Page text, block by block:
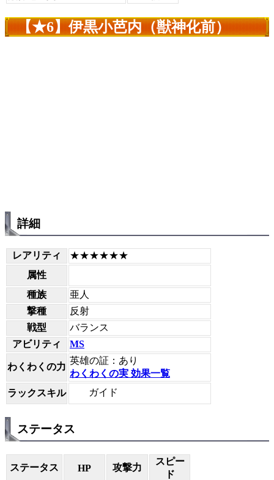
【★6】伊黒小芭内（獣神化前）
詳細
レアリティ
★★★★★★
属性
種族
亜人
撃種
反射
戦型
バランス
アビリティ
MS
わくわくの力
英雄の証：あり
わくわくの実 効果一覧
ラックスキル
ガイド
ステータス
ステータス HP 攻撃力
スピー
ド